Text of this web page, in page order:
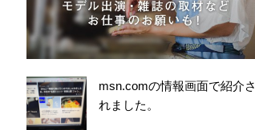
msn.comの情報画面で紹介さ
れました。